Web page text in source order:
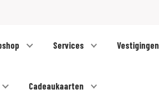
Services Vestigingen
Cadeaukaarten